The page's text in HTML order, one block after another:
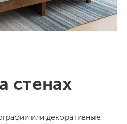
стенах
или декоративные